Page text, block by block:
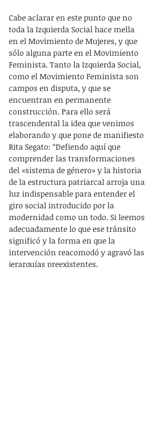
Cabe aclarar en este punto que no
toda la Izquierda Social hace mella
en el Movimiento de Mujeres, y que
sólo alguna parte en el Movimiento
Feminista. Tanto la Izquierda Social,
como el Movimiento Feminista son
campos en disputa, y que se
encuentran en permanente
construcción. Para ello será
trascendental la idea que venimos
elaborando y que pone de manifiesto
Rita Segato: “Defiendo aquí que
comprender las transformaciones
del «sistema de género» y la historia
de la estructura patriarcal arroja una
luz indispensable para entender el
giro social introducido por la
modernidad como un todo. Si leemos
adecuadamente lo que ese tránsito
significó y la forma en que la
intervención reacomodó y agravó las
jerarquías preexistentes,